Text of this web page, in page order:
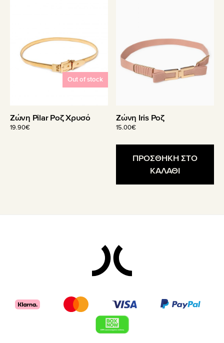
Out of stock
Ζώνη Pilar Ροζ Χρυσό
19.90€
Ζώνη Iris Ροζ
15.00€
ΠΡΟΣΘΗΚΗ ΣΤΟ
ΚΑΛΑΘΙ